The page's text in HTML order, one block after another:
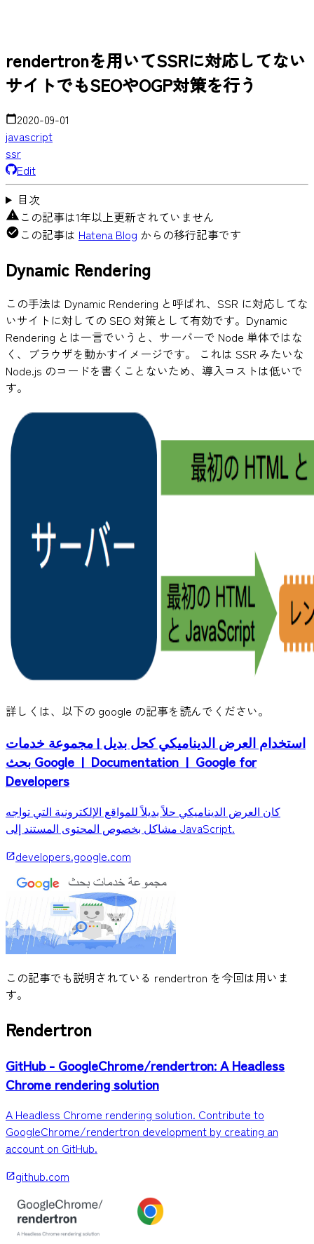
rendertronを用いてSSRに対応してない
サイトでもSEOやOGP対策を行う
2020-09-01
javascript
ssr
Edit
目次
この記事は1年以上更新されていません
この記事は Hatena Blog からの移行記事です
Dynamic Rendering
この手法は Dynamic Rendering と呼ばれ、SSR に対応してな
いサイトに対しての SEO 対策として有効です。Dynamic
Rendering とは一言でいうと、サーバーで Node 単体ではな
く、ブラウザを動かすイメージです。 これは SSR みたいな
Node.js のコードを書くことないため、導入コストは低いで
す。
詳しくは、以下の google の記事を読んでください。
استخدام العرض الديناميكي كحل بديل | مجموعة خدمات
بحث Google | Documentation | Google for
Developers
كان العرض الديناميكي حلاً بديلاً للمواقع الإلكترونية التي تواجه
مشاكل بخصوص المحتوى المستند إلى JavaScript.
developers.google.com
この記事でも説明されている rendertron を今回は用いま
す。
Rendertron
GitHub - GoogleChrome/rendertron: A Headless
Chrome rendering solution
A Headless Chrome rendering solution. Contribute to
GoogleChrome/rendertron development by creating an
account on GitHub.
github.com